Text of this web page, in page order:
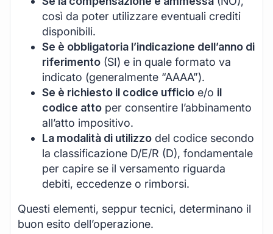
così da poter utilizzare eventuali crediti
disponibili.
Se è obbligatoria l’indicazione dell’anno di
riferimento (SI) e in quale formato va
indicato (generalmente “AAAA”).
Se è richiesto il codice ufficio e/o il
codice atto per consentire l’abbinamento
all’atto impositivo.
La modalità di utilizzo del codice secondo
la classificazione D/E/R (D), fondamentale
per capire se il versamento riguarda
debiti, eccedenze o rimborsi.
Questi elementi, seppur tecnici, determinano il
buon esito dell’operazione.